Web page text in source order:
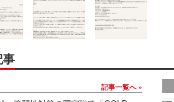
事
記事一覧へ